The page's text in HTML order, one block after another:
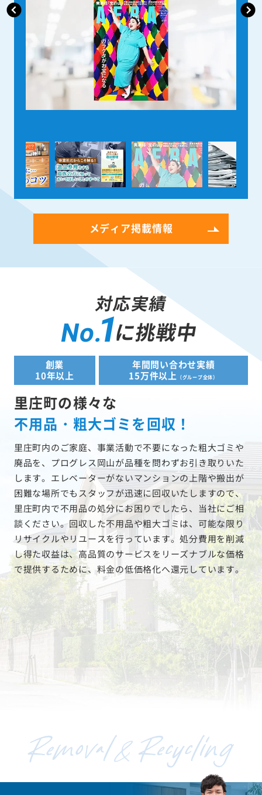
メディア掲載情報
対応実績
No.1に挑戦中
創業
10年以上
年間問い合わせ実績
15万件以上
（グループ全体）
里庄町の様々な
不用品・粗大ゴミを回収！
里庄町内のご家庭、事業活動で不要になった粗大ゴミや
廃品を、プログレス岡山が品種を問わずお引き取りいた
します。エレベーターがないマンションの上階や搬出が
困難な場所でもスタッフが迅速に回収いたしますので、
里庄町内で不用品の処分にお困りでしたら、当社にご相
談ください。回収した不用品や粗大ゴミは、可能な限り
リサイクルやリユースを行っています。処分費用を削減
し得た収益は、高品質のサービスをリーズナブルな価格
で提供するために、料金の低価格化へ還元しています。